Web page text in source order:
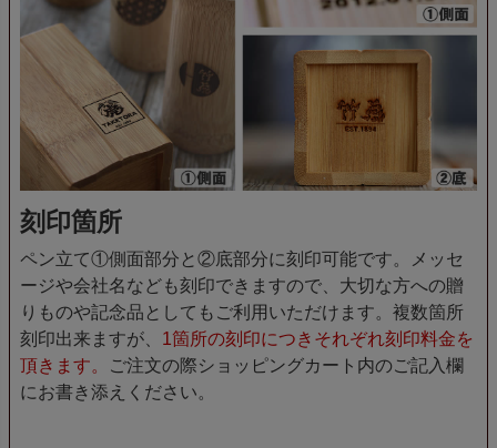
刻印箇所
ペン立て①側面部分と②底部分に刻印可能です。メッセ
ージや会社名なども刻印できますので、大切な方への贈
りものや記念品としてもご利用いただけます。複数箇所
刻印出来ますが、 1箇所の刻印につきそれぞれ刻印料金を
頂きます。
ご注文の際ショッピングカート内のご記入欄
にお書き添えください。